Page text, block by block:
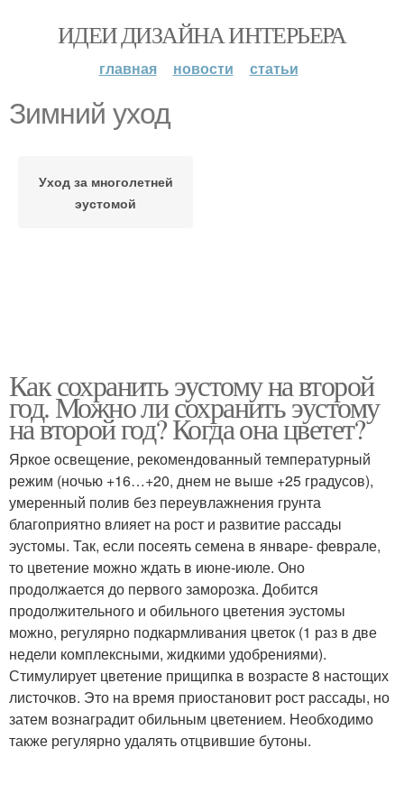
ИДЕИ ДИЗАЙНА ИНТЕРЬЕРА
главная новости статьи
Зимний уход
Уход за многолетней
эустомой
Как сохранить эустому на второй
год. Можно ли сохранить эустому
на второй год? Когда она цветет?
Яркое освещение, рекомендованный температурный
режим (ночью +16…+20, днем не выше +25 градусов),
умеренный полив без переувлажнения грунта
благоприятно влияет на рост и развитие рассады
эустомы. Так, если посеять семена в январе- феврале,
то цветение можно ждать в июне-июле. Оно
продолжается до первого заморозка. Добится
продолжительного и обильного цветения эустомы
можно, регулярно подкармливания цветок (1 раз в две
недели комплексными, жидкими удобрениями).
Стимулирует цветение прищипка в возрасте 8 настощих
листочков. Это на время приостановит рост рассады, но
затем вознаградит обильным цветением. Необходимо
также регулярно удалять отцвившие бутоны.